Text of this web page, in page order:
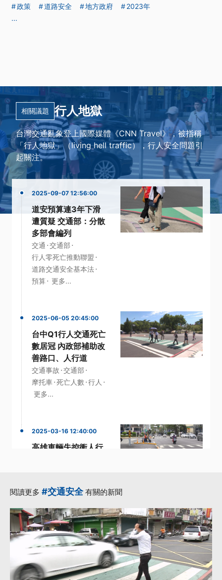
政策
道路安全 地方政府
2023年
...
相關議題 行人地獄
台灣交通亂象登上國際媒體《CNN Travel》，被指稱
「行人地獄」（living hell traffic），行人安全問題引
起關注。
2025-09-07 12:56:00
道安預算連3年下滑
遭質疑 交通部：分散
多部會編列
交通 ·交通部 ·
行人零死亡推動聯盟 ·
道路交通安全基本法·
預算· 更多...
2025-06-05 20:45:00
台中Q1行人交通死亡
數居冠 內政部補助改
善路口、人行道
交通事故 ·交通部 ·
摩托車·死亡人數 ·行人 ·
更多...
2025-03-16 12:40:00
高雄車輛失控衝人行
道路交通管理處罰條例·
高市·更多...
閱讀更多 #交通安全有關的新聞